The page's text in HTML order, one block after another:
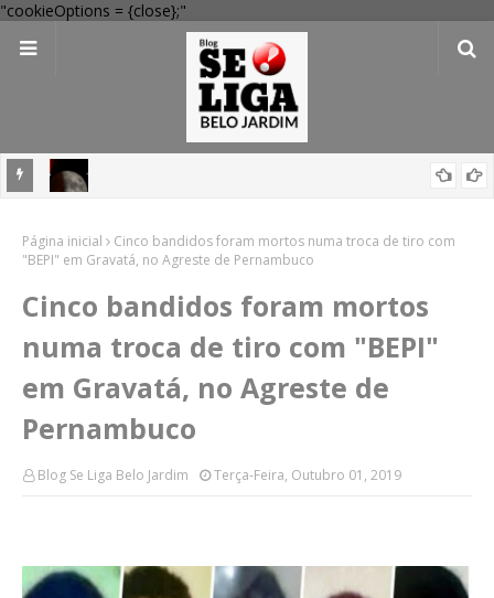
"cookieOptions = {close};"
vista privilegiada
Página inicial
Cinco bandidos foram mortos numa troca de tiro com
"BEPI" em Gravatá, no Agreste de Pernambuco
Cinco bandidos foram mortos
numa troca de tiro com "BEPI"
em Gravatá, no Agreste de
Pernambuco
Blog Se Liga Belo Jardim Terça-Feira, Outubro 01, 2019